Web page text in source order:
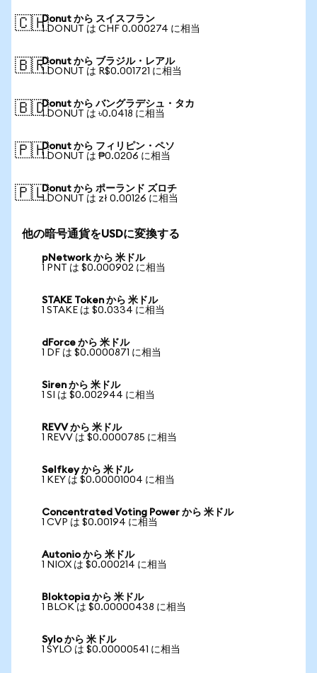
🇨🇭Donut から スイスフラン
1 DONUT は CHF 0.000274 に相当
🇧🇷Donut から ブラジル・レアル
1 DONUT は R$0.001721 に相当
🇧🇩Donut から バングラデシュ・タカ
1 DONUT は ৳0.0418 に相当
🇵🇭Donut から フィリピン・ペソ
1 DONUT は ₱0.0206 に相当
🇵🇱Donut から ポーランド ズロチ
1 DONUT は zł 0.00126 に相当
他の暗号通貨をUSDに変換する
pNetwork から 米ドル
1 PNT は $0.000902 に相当
STAKE Token から 米ドル
1 STAKE は $0.0334 に相当
dForce から 米ドル
1 DF は $0.0000871 に相当
Siren から 米ドル
1 SI は $0.002944 に相当
REVV から 米ドル
1 REVV は $0.0000785 に相当
Selfkey から 米ドル
1 KEY は $0.00001004 に相当
Concentrated Voting Power から 米ドル
1 CVP は $0.00194 に相当
Autonio から 米ドル
1 NIOX は $0.000214 に相当
Bloktopia から 米ドル
1 BLOK は $0.00000438 に相当
Sylo から 米ドル
1 SYLO は $0.00000541 に相当